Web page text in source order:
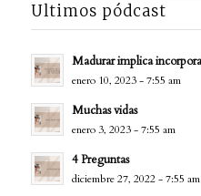
Ultimos pódcast
Madurar implica
enero 10, 2023 - 7:55 am
Muchas vidas
enero 3, 2023 - 7:55 am
4 Preguntas
diciembre 27, 2022 - 7:55 am